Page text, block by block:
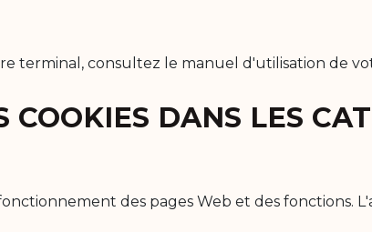
terminal, consultez le manuel d'utilisation de
COOKIES DANS LES
des pages Web et des fonctions.